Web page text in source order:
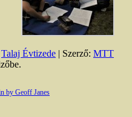
Talaj Évtizede | Szerző: MTT
by Geoff Janes